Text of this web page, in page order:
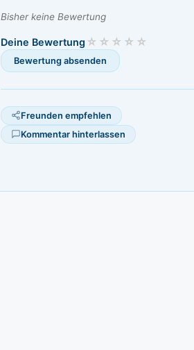
Bisher keine Bewertung
Deine Bewertung
Freunden empfehlen
Kommentar hinterlassen